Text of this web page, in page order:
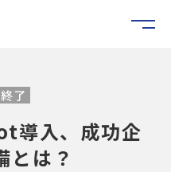
了
入、成功企
とは？